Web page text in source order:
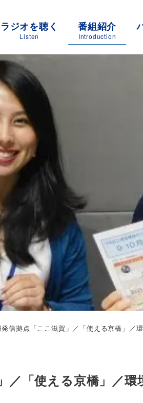
ラジオを聴く
Listen
番組紹介
Introduction
信拠点「ここ滋賀」／「使える京橋」／
／「使える京橋」／環